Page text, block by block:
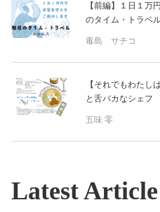
【前編】１日１万
のタイム・トラベル
毒島 サチコ
【それでもわたし
と舌バカなシェフ
五味 零
Latest Article